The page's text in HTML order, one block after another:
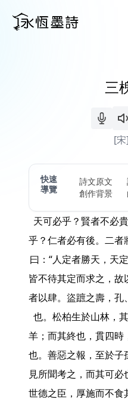
三
[宋]
快速
導覽
詩文原文
創作背景
天可必乎？賢者不必
乎？仁者必有後。二者
曰：“人定者勝天，天
皆不待其定而求之，
者以肆。盜蹠之壽，
也。松柏生於山林，
羊；而其終也，貫四時
也。善惡之報，至於
見所聞考之，而其可
世德之臣，厚施而不食